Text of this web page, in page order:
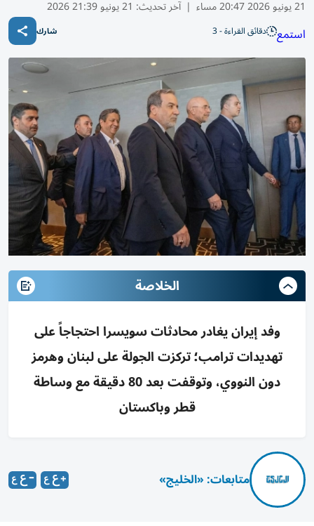
21 يونيو 2026 20:47 مساء | آخر تحديث: 21 يونيو 21:39 2026
استمع دقائق القراءة - 3 شارك
الخلاصة
وفد إيران يغادر محادثات سويسرا احتجاجاً على
تهديدات ترامب؛ تركزت الجولة على لبنان وهرمز
دون النووي، وتوقفت بعد 80 دقيقة مع وساطة
قطر وباكستان
متابعات: «الخليج»